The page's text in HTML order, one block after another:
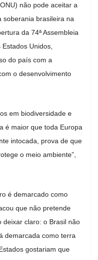
não pode aceitar a
soberania brasileira na
da 74ª Assembleia
Unidos,
do país com a
o desenvolvimento
em biodiversidade e
é maior que toda Europa
intocada, prova de que
o meio ambiente”,
é demarcado como
que não pretende
deixar claro: o Brasil não
demarcada como terra
gostariam que